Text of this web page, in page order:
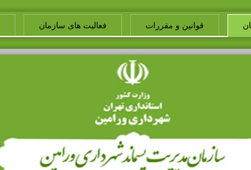
قوانین و مقررات فعالیت های سازمان